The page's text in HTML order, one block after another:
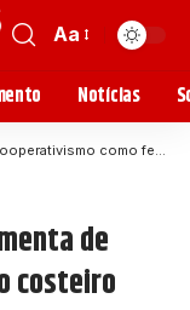
Aa
Notícias
como ferramenta de desenvolvimento econômico costeiro
de
costeiro